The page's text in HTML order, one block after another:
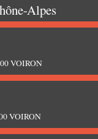
Alpes
VOIRON
VOIRON